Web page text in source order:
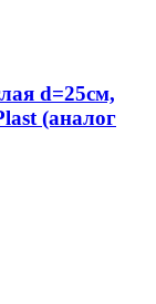
d=25см,
(аналог